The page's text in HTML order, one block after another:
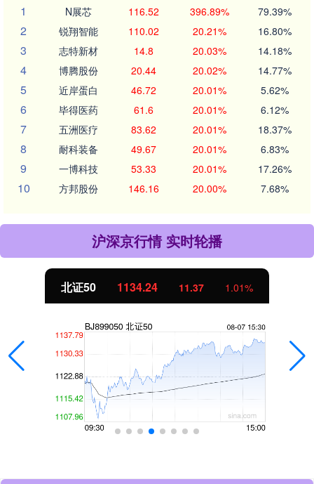
1
N展芯 116.52 396.89% 79.39%
2 锐翔智能 110.02 20.21% 16.80%
3 志特新材 14.8 20.03% 14.18%
4 博腾股份 20.44 20.02% 14.77%
5 近岸蛋白 46.72 20.01% 5.62%
6 毕得医药 61.6 20.01% 6.12%
7 五洲医疗 83.62 20.01% 18.37%
8 耐科装备 49.67 20.01% 6.83%
9 一博科技 53.33 20.01% 17.26%
10 方邦股份 146.16 20.00% 7.68%
沪深京行情 实时轮播
北证50 1134.24 11.37 1.01%